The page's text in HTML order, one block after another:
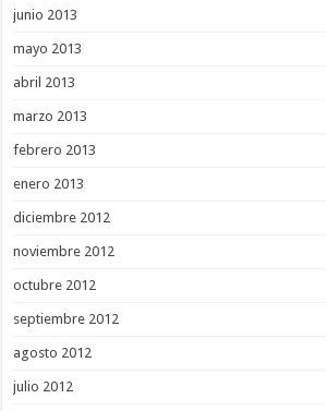
junio 2013
mayo 2013
abril 2013
marzo 2013
febrero 2013
enero 2013
diciembre 2012
noviembre 2012
octubre 2012
septiembre 2012
agosto 2012
julio 2012